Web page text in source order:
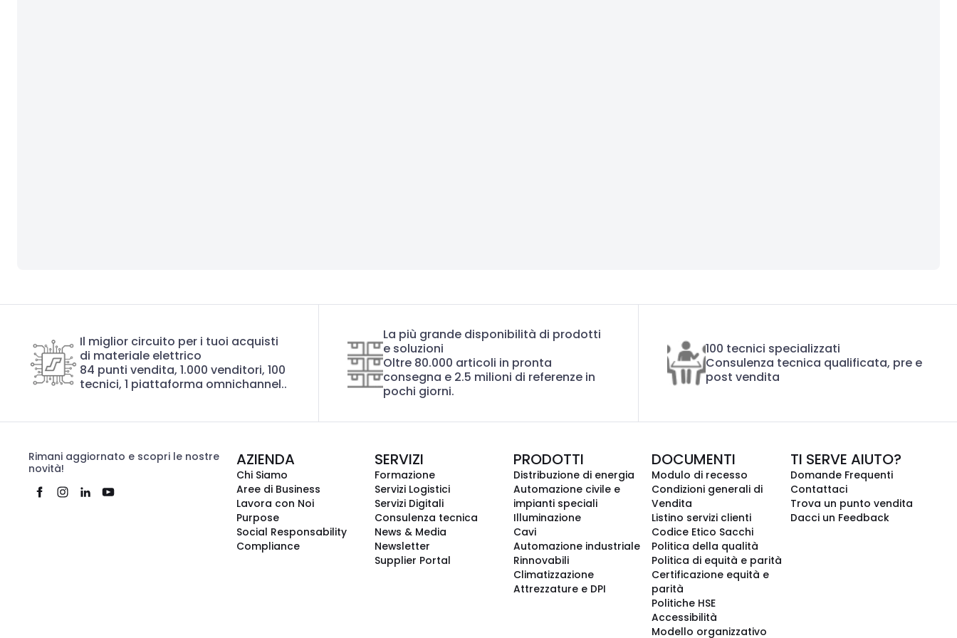
Il miglior circuito per i tuoi acquisti
di materiale elettrico
84 punti vendita, 1.000 venditori, 100
tecnici, 1 piattaforma omnichannel..
La più grande disponibilità di prodotti
e soluzioni
Oltre 80.000 articoli in pronta
consegna e 2.5 milioni di referenze in
pochi giorni.
100 tecnici specializzati
Consulenza tecnica qualificata, pre e
post vendita
Rimani aggiornato e scopri le nostre
novità!
AZIENDA
Chi Siamo
Aree di Business
Lavora con Noi
Purpose
Social Responsability
Compliance
SERVIZI
Formazione
Servizi Logistici
Servizi Digitali
Consulenza tecnica
News & Media
Newsletter
Supplier Portal
PRODOTTI
Distribuzione di energia
Automazione civile e
impianti speciali
Illuminazione
Cavi
Automazione industriale
Rinnovabili
Climatizzazione
Attrezzature e DPI
DOCUMENTI
Modulo di recesso
Condizioni generali di
Vendita
Listino servizi clienti
Codice Etico Sacchi
Politica della qualità
Politica di equità e parità
Certificazione equità e
parità
Politiche HSE
Accessibilità
Modello organizzativo
TI SERVE AIUTO?
Domande Frequenti
Contattaci
Trova un punto vendita
Dacci un Feedback